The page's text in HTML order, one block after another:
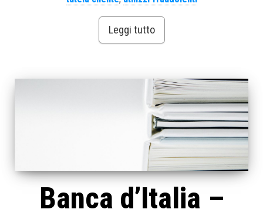
Leggi tutto
Banca d’Italia –